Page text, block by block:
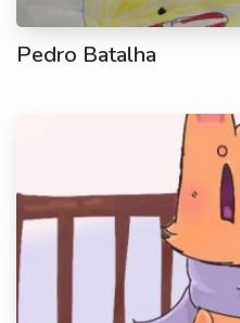
Pedro Batalha